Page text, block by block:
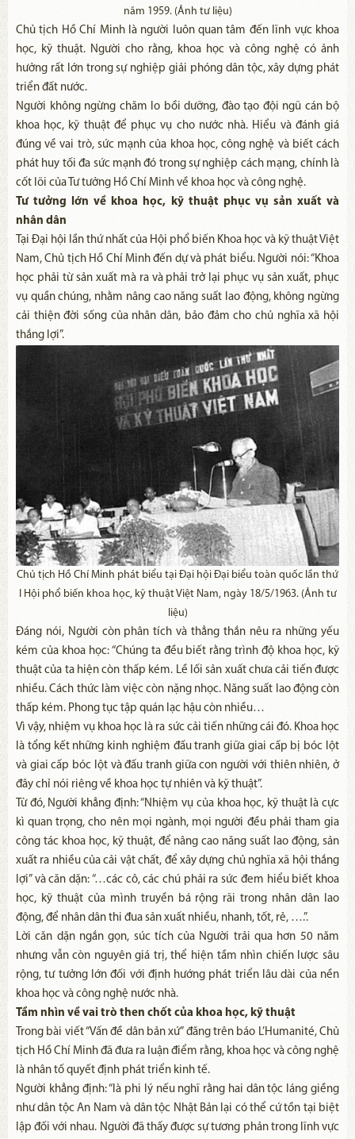
năm 1959. (Ảnh tư liệu)
Chủ tịch Hồ Chí Minh là người luôn quan tâm đến lĩnh vực khoa
học, kỹ thuật. Người cho rằng, khoa học và công nghệ có ảnh
hưởng rất lớn trong sự nghiệp giải phóng dân tộc, xây dựng phát
triển đất nước.
Người không ngừng chăm lo bồi dưỡng, đào tạo đội ngũ cán bộ
khoa học, kỹ thuật để phục vụ cho nước nhà. Hiểu và đánh giá
đúng về vai trò, sức mạnh của khoa học, công nghệ và biết cách
phát huy tối đa sức mạnh đó trong sự nghiệp cách mạng, chính là
cốt lõi của Tư tưởng Hồ Chí Minh về khoa học và công nghệ.
Tư tưởng lớn về khoa học, kỹ thuật phục vụ sản xuất và
nhân dân
Tại Đại hội lần thứ nhất của Hội phổ biến Khoa học và kỹ thuật Việt
Nam, Chủ tịch Hồ Chí Minh đến dự và phát biểu. Người nói: “Khoa
học phải từ sản xuất mà ra và phải trở lại phục vụ sản xuất, phục
vụ quần chúng, nhằm nâng cao năng suất lao động, không ngừng
cải thiện đời sống của nhân dân, bảo đảm cho chủ nghĩa xã hội
thắng lợi”.
Chủ tịch Hồ Chí Minh phát biểu tại Đại hội Đại biểu toàn quốc lần thứ
I Hội phổ biến khoa học, kỹ thuật Việt Nam, ngày 18/5/1963. (Ảnh tư
liệu)
Đáng nói, Người còn phân tích và thẳng thắn nêu ra những yếu
kém của khoa học: “Chúng ta đều biết rằng trình độ khoa học, kỹ
thuật của ta hiện còn thấp kém. Lề lối sản xuất chưa cải tiến được
nhiều. Cách thức làm việc còn nặng nhọc. Năng suất lao động còn
thấp kém. Phong tục tập quán lạc hậu còn nhiều…
Vì vậy, nhiệm vụ khoa học là ra sức cải tiến những cái đó. Khoa học
là tổng kết những kinh nghiệm đấu tranh giữa giai cấp bị bóc lột
và giai cấp bóc lột và đấu tranh giữa con người với thiên nhiên, ở
đây chỉ nói riêng về khoa học tự nhiên và kỹ thuật”.
Từ đó, Người khẳng định: “Nhiệm vụ của khoa học, kỹ thuật là cực
kì quan trọng, cho nên mọi ngành, mọi người đều phải tham gia
công tác khoa học, kỹ thuật, để nâng cao năng suất lao động, sản
xuất ra nhiều của cải vật chất, để xây dựng chủ nghĩa xã hội thắng
lợi” và căn dặn: “…các cô, các chú phải ra sức đem hiểu biết khoa
học, kỹ thuật của mình truyền bá rộng rãi trong nhân dân lao
động, để nhân dân thi đua sản xuất nhiều, nhanh, tốt, rẻ, ….”.
Lời căn dặn ngắn gọn, súc tích của Người trải qua hơn 50 năm
nhưng vẫn còn nguyên giá trị, thể hiện tầm nhìn chiến lược sâu
rộng, tư tưởng lớn đối với định hướng phát triển lâu dài của nền
khoa học và công nghệ nước nhà.
Tầm nhìn về vai trò then chốt của khoa học, kỹ thuật
Trong bài viết “Vấn đề dân bản xứ” đăng trên báo L’Humanité, Chủ
tịch Hồ Chí Minh đã đưa ra luận điểm rằng, khoa học và công nghệ
là nhân tố quyết định phát triển kinh tế.
Người khẳng định: “là phi lý nếu nghĩ rằng hai dân tộc láng giềng
như dân tộc An Nam và dân tộc Nhật Bản lại có thể cứ tồn tại biệt
lập đối với nhau. Người đã thấy được sự tương phản trong lĩnh vực